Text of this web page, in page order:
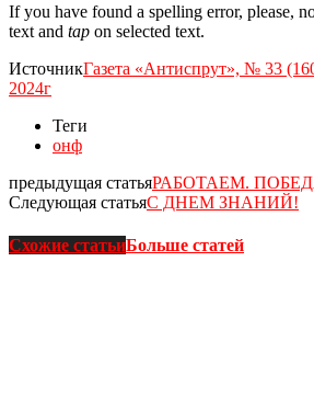
If you have found a spelling error, please,
text and tap on selected text.
ИсточникГазета «Антиспрут», № 33
2024г
Теги
онф
предыдущая статьяРАБОТАЕМ.
Следующая статьяС ДНЕМ ЗНАНИЙ!
Схожие статьиБольше статей